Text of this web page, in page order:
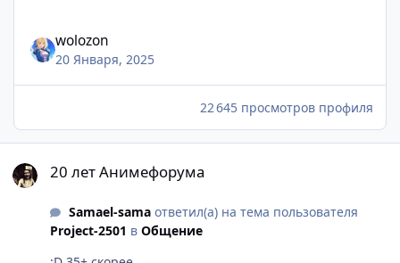
wolozon
20 Января, 2025
22 645 просмотров профиля
20 лет Анимефорума
Samael-samaответил(а) на тема пользователя
Project-2501 в Общение